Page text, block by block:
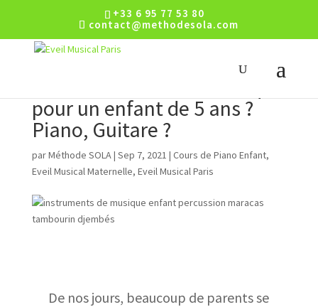
+33 6 95 77 53 80
contact@methodesola.com
Quel instrument de musique
pour un enfant de 5 ans ?
Piano, Guitare ?
parMéthode SOLA| Sep 7, 2021 | Cours de Piano Enfant,
Eveil Musical Maternelle, Eveil Musical Paris
De nos jours, beaucoup de parents se